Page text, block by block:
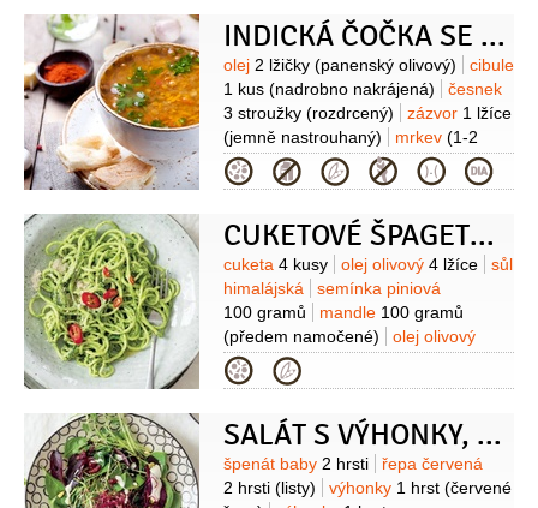
30 gramů
čokoláda mléčná
20 gramů
INDICKÁ ČOČKA SE ZELENINOU ‚KORMA STYLE‘
Suroviny
olej 2 lžičky (panenský olivový)
cibule
1 kus (nadrobno nakrájená)
česnek
3 stroužky (rozdrcený) zázvor 1 lžíce
(jemně nastrouhaný)
mrkev (1-2
kusy nakrájená na kousky)
rajčata
2 kusy (velká oloupaná a nakrájená
1 kus
ořechy kešu1 hrst (solené
rozdrcené)
čočka červená80 gramů
(80-100g, půlené loupané
propláchnuté)
Kategorie
CUKETOVÉ ŠPAGETY S PESTEM Z MEDVĚDÍHO ČESNEKU
Suroviny
cuketa 4 kusy olej olivový 4 lžíce
sůl
himalájská
semínka piniová
100 gramů
mandle 100 gramů
(předem namočené)
olej olivový
140 mililitrů
himalájská
pepř
ořechy kešu
česnek2 svazky Podávání:
paprička
chilli červená
Kategorie
SALÁT S VÝHONKY, BRUSINKAMI A ZÁLIVKOU Z OŘÍŠKŮ KEŠU
Suroviny
špenát baby 2 hrsti
řepa červená
2 hrsti (listy) výhonky 1 hrst (červené